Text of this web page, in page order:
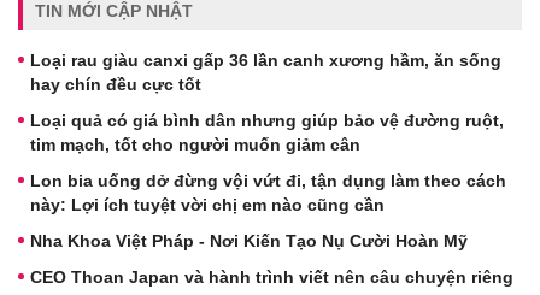
TIN MỚI CẬP NHẬT
Loại rau giàu canxi gấp 36 lần canh xương hầm, ăn sống
hay chín đều cực tốt
Loại quả có giá bình dân nhưng giúp bảo vệ đường ruột,
tim mạch, tốt cho người muốn giảm cân
Lon bia uống dở đừng vội vứt đi, tận dụng làm theo cách
này: Lợi ích tuyệt vời chị em nào cũng cần
Nha Khoa Việt Pháp - Nơi Kiến Tạo Nụ Cười Hoàn Mỹ
CEO Thoan Japan và hành trình viết nên câu chuyện riêng